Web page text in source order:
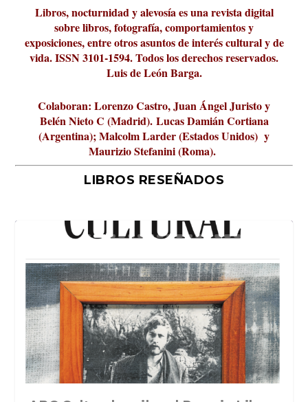
Liber 2026 al Fomento de la Le...
Revista Cultural Turia, númer...
10.000 pasos al día? Lo que d...
paisajística del mar de Sicil...
París
metafísicos de la novela ne...
Libros, nocturnidad y alevosía es una revista digital
sobre libros, fotografía, comportamientos y
exposiciones, entre otros asuntos de interés cultural y de
vida. ISSN 3101-1594. Todos los derechos reservados.
Luis de León Barga.
Colaboran: Lorenzo Castro, Juan Ángel Juristo y
Belén Nieto C (Madrid). Lucas Damián Cortiana
(Argentina); Malcolm Larder (Estados Unidos) y
Maurizio Stefanini (Roma).
LIBROS RESEÑADOS